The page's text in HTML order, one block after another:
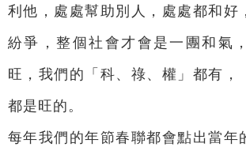
利他，處處幫助別人，處處都和好
紛爭，整個社會才會是一團和氣
旺，我們的「科、祿、權」都有，
都是旺的。
每年我們的年節春聯都會點出當年